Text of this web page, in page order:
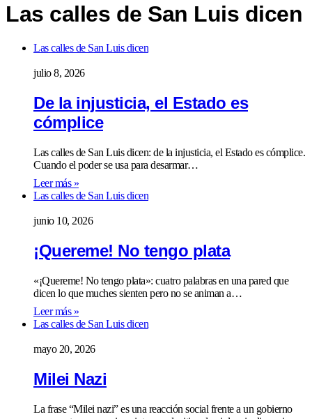
Las calles de San Luis dicen
Las calles de San Luis dicen
julio 8, 2026
De la injusticia, el Estado es
cómplice
Las calles de San Luis dicen: de la injusticia, el Estado es cómplice.
Cuando el poder se usa para desarmar…
Leer más »
Las calles de San Luis dicen
junio 10, 2026
¡Quereme! No tengo plata
«¡Quereme! No tengo plata»: cuatro palabras en una pared que
dicen lo que muches sienten pero no se animan a…
Leer más »
Las calles de San Luis dicen
mayo 20, 2026
Milei Nazi
La frase “Milei nazi” es una reacción social frente a un gobierno